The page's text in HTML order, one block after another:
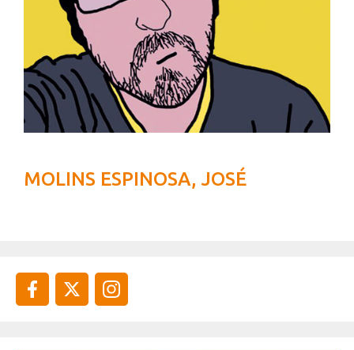
MOLINS ESPINOSA, JOSÉ